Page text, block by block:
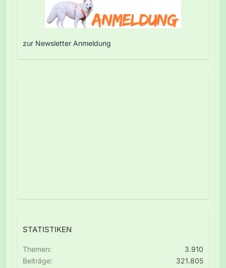
zur Newsletter Anmeldung
STATISTIKEN
Themen
3.910
Beiträge
321.805